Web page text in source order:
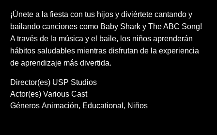
¡Únete a la fiesta con tus hijos y diviértete cantando y
bailando canciones como Baby Shark y The ABC Song!
A través de la música y el baile, los niños aprenderán
hábitos saludables mientras disfrutan de la experiencia
de aprendizaje más divertida.
Director(es) USP Studios
Actor(es) Various Cast
Géneros Animación Educational Niños